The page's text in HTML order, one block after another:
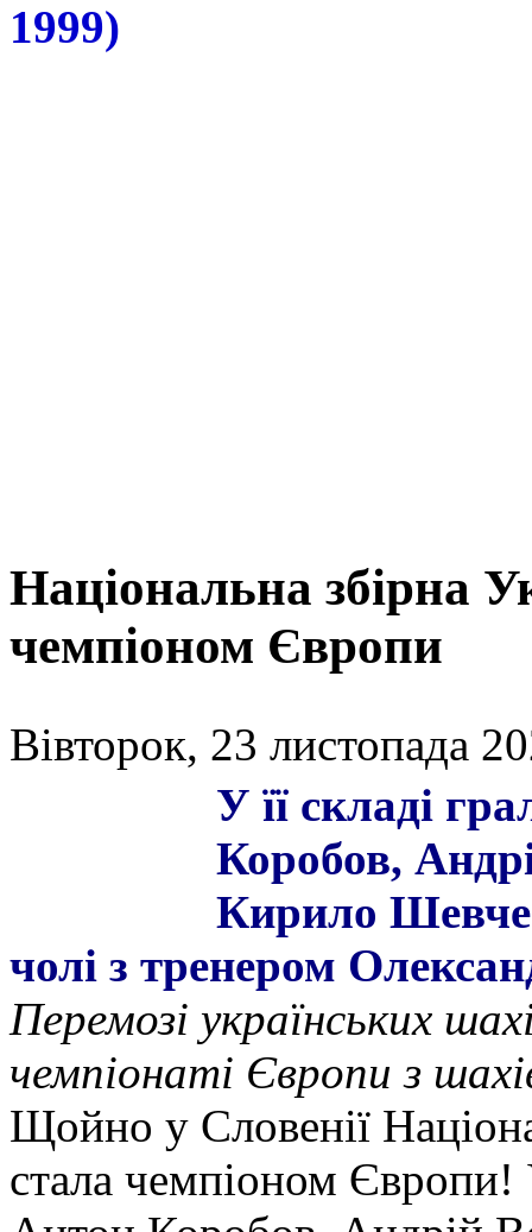
1999)
Національна збірна
чемпіоном Європи
Вівторок, 23 листопада
У її складі
Коробов,
Кирило
чолі з тренером
Перемозі українських
чемпіонаті Європи з
Щойно у Словенії
стала чемпіоном Європи!